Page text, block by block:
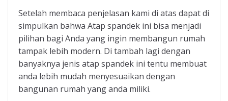
Setelah membaca penjelasan kami di atas dapat di
simpulkan bahwa Atap spandek ini bisa menjadi
pilihan bagi Anda yang ingin membangun rumah
tampak lebih modern. Di tambah lagi dengan
banyaknya jenis atap spandek ini tentu membuat
anda lebih mudah menyesuaikan dengan
bangunan rumah yang anda miliki.